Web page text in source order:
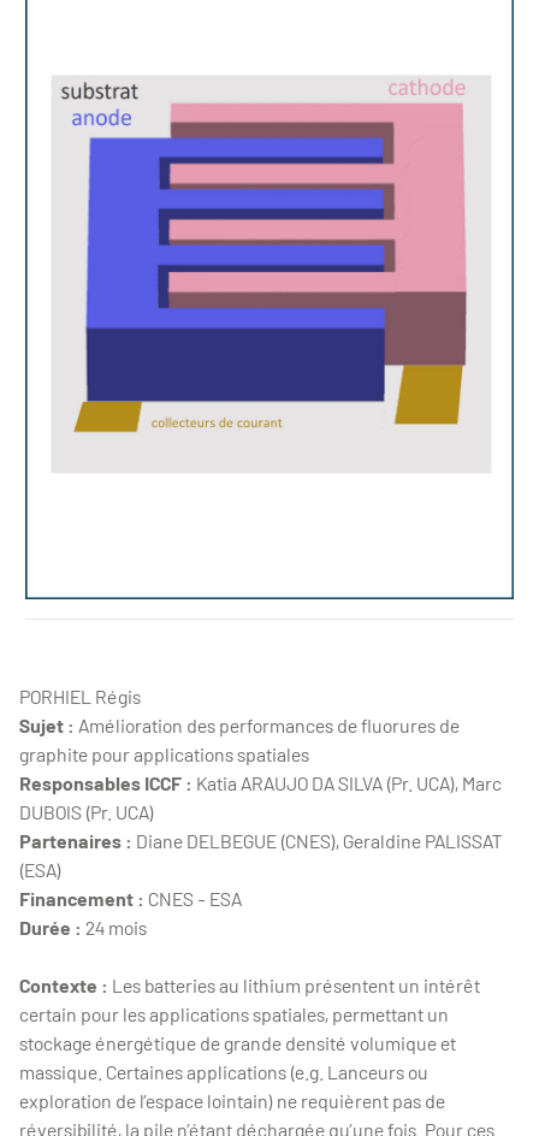
PORHIEL Régis
Sujet : Amélioration des performances de fluorures de
graphite pour applications spatiales
Responsables ICCF : Katia ARAUJO DA SILVA (Pr. UCA), Marc
DUBOIS (Pr. UCA)
Partenaires : Diane DELBEGUE (CNES), Geraldine PALISSAT
(ESA)
Financement : CNES - ESA
Durée : 24 mois
Contexte : Les batteries au lithium présentent un intérêt
certain pour les applications spatiales, permettant un
stockage énergétique de grande densité volumique et
massique. Certaines applications (e.g. Lanceurs ou
exploration de l’espace lointain) ne requièrent pas de
réversibilité, la pile n’étant déchargée qu’une fois. Pour ces